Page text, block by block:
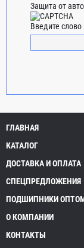
Защита от
Введите слово
ГЛАВНАЯ
КАТАЛОГ
ДОСТАВКА И ОПЛАТА
СПЕЦПРЕДЛОЖЕНИЯ
ПОДШИПНИКИ
О КОМПАНИИ
КОНТАКТЫ